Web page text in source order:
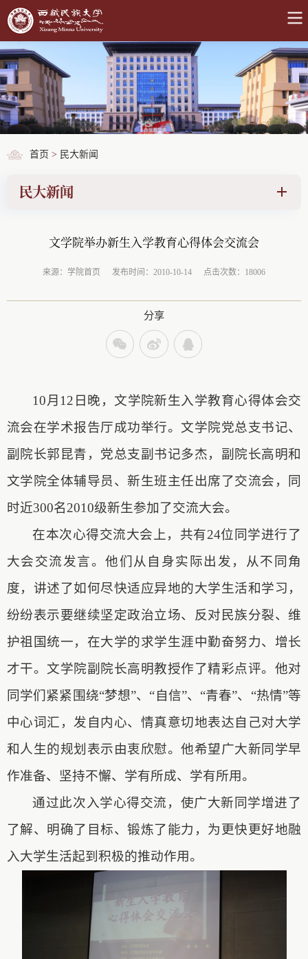
首页 > 民大新闻
民大新闻
文学院举办新生入学教育心得体会交流会
来源：学院首页 发布时间：2010-10-14 点击次数：18006
分享
10月 12 日 晚，文学院新生入学教育心得体会交
流会在学术报告厅成功举行。文学院党总支书记、
副院长郭昆青，党总支副书记多杰，副院长高明和
文学院全体辅导员、新生班主任出席了交流会，同
时近300名2010级新生参加了交流大会。
在本次心得交流大会上，共有24位同学进行了
大会交流发言。他们从自身实际出发，从不同角
度，讲述了如何尽快适应异地的大学生活和学习，
纷纷表示要继续坚定政治立场、反对民族分裂、维
护祖国统一，在大学的求学生涯中勤奋努力、增长
才干。文学院副院长高明教授作了精彩点评。他对
同学们紧紧围绕“梦想”、“自信”、“青春”、“热情”等
中心词汇，发自内心、情真意切地表达自己对大学
和人生的规划表示由衷欣慰。他希望广大新同学早
作准备、坚持不懈、学有所成、学有所用。
通过此次入学心得交流，使广大新同学增进了
了解、明确了目标、锻炼了能力，为更快更好地融
入大学生活起到积极的推动作用。